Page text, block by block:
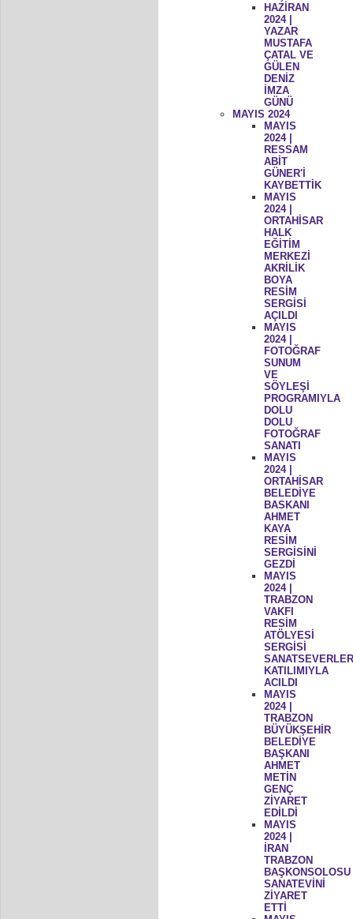
HAZİRAN
2024 |
YAZAR
MUSTAFA
ÇATAL VE
GÜLEN
DENİZ
İMZA
GÜNÜ
MAYIS 2024
MAYIS
2024 |
RESSAM
ABİT
GÜNER'İ
KAYBETTİK
MAYIS
2024 |
ORTAHİSAR
HALK
EĞİTİM
MERKEZİ
AKRİLİK
BOYA
RESİM
SERGİSİ
AÇILDI
MAYIS
2024 |
FOTOĞRAF
SUNUM
VE
SÖYLEŞİ
PROGRAMIYLA
DOLU
DOLU
FOTOĞRAF
SANATI
MAYIS
2024 |
ORTAHİSAR
BELEDİYE
BASKANI
AHMET
KAYA
RESİM
SERGİSİNİ
GEZDİ
MAYIS
2024 |
TRABZON
VAKFI
RESİM
ATÖLYESİ
SERGİSİ
KATILIMIYLA
ACILDI
MAYIS
2024 |
TRABZON
BÜYÜKŞEHİR
BELEDİYE
BAŞKANI
AHMET
METİN
GENÇ
ZİYARET
EDİLDİ
MAYIS
2024 |
İRAN
TRABZON
BAŞKONSOLOSU
SANATEVİNİ
ZİYARET
ETTİ